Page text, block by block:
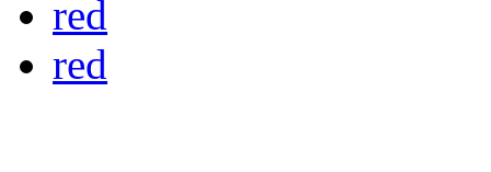
red
red